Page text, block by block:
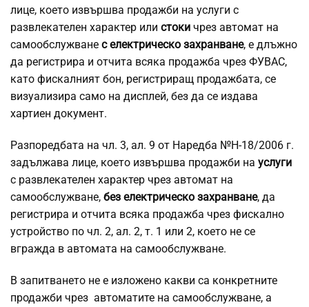
лице, което извършва продажби на услуги с
развлекателен характер или стоки чрез автомат на
самообслужване с електрическо захранване, е длъжно
да регистрира и отчита всяка продажба чрез ФУВАС,
като фискалният бон, регистриращ продажбата, се
визуализира само на дисплей, без да се издава
хартиен документ.
Разпоредбата на чл. 3, ал. 9 от Наредба №Н-18/2006 г.
задължава лице, което извършва продажби на услуги
с развлекателен характер чрез автомат на
самообслужване, без електрическо захранване, да
регистрира и отчита всяка продажба чрез фискално
устройство по чл. 2, ал. 2, т. 1 или 2, което не се
вгражда в автомата на самообслужване.
В запитването не е изложено какви са конкретните
продажби чрез автоматите на самообслужване, а